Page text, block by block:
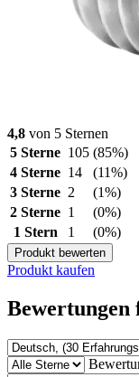
4,8 von 5 Sternen
5 Sterne 105 (85%)
4 Sterne 14
(11%)
3 Sterne 2
(1%)
2 Sterne 1
(0%)
1 Stern
1 (0%)
Produkt bewerten
Produkt kaufen